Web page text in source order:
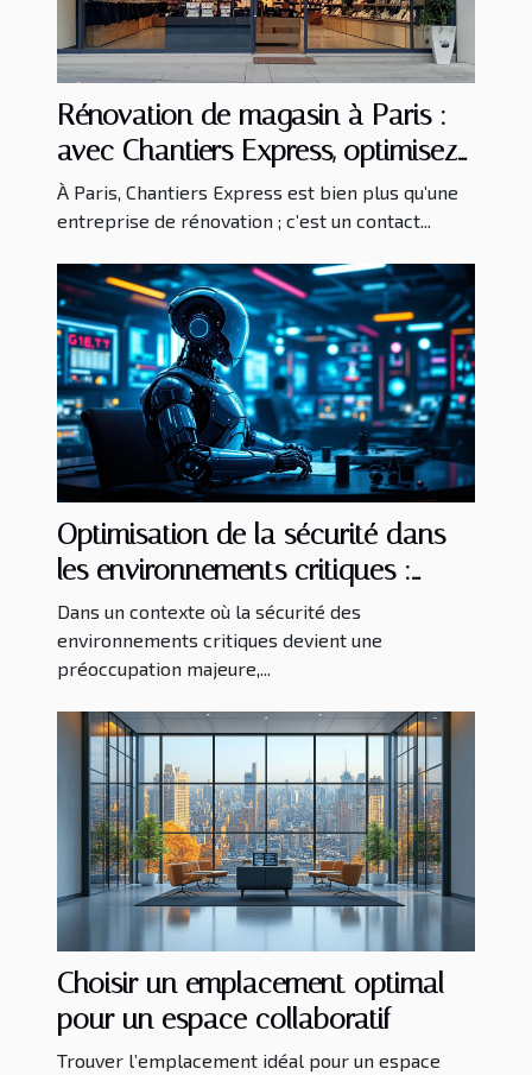
Rénovation de magasin à Paris :
avec Chantiers Express, optimisez
votre espace de vente !
À Paris, Chantiers Express est bien plus qu’une
entreprise de rénovation ; c’est un contact...
Optimisation de la sécurité dans
les environnements critiques :
tendances et techniques
Dans un contexte où la sécurité des
environnements critiques devient une
préoccupation majeure,...
Choisir un emplacement optimal
pour un espace collaboratif
Trouver l’emplacement idéal pour un espace